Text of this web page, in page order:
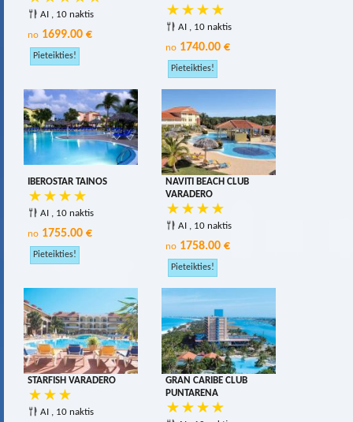
AI , 10 naktis
no 1699.00 €
AI , 10 naktis
no 1740.00 €
IBEROSTAR TAINOS
AI , 10 naktis
no 1755.00 €
NAVITI BEACH CLUB
VARADERO
AI , 10 naktis
no 1758.00 €
STARFISH VARADERO
AI , 10 naktis
GRAN CARIBE CLUB
PUNTARENA